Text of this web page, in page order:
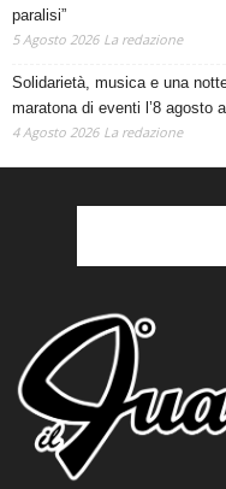
paralisi”
5 Agosto 2026 La redazione
Solidarietà, musica e una
maratona di eventi l’8 agosto
4 Agosto 2026 La redazione